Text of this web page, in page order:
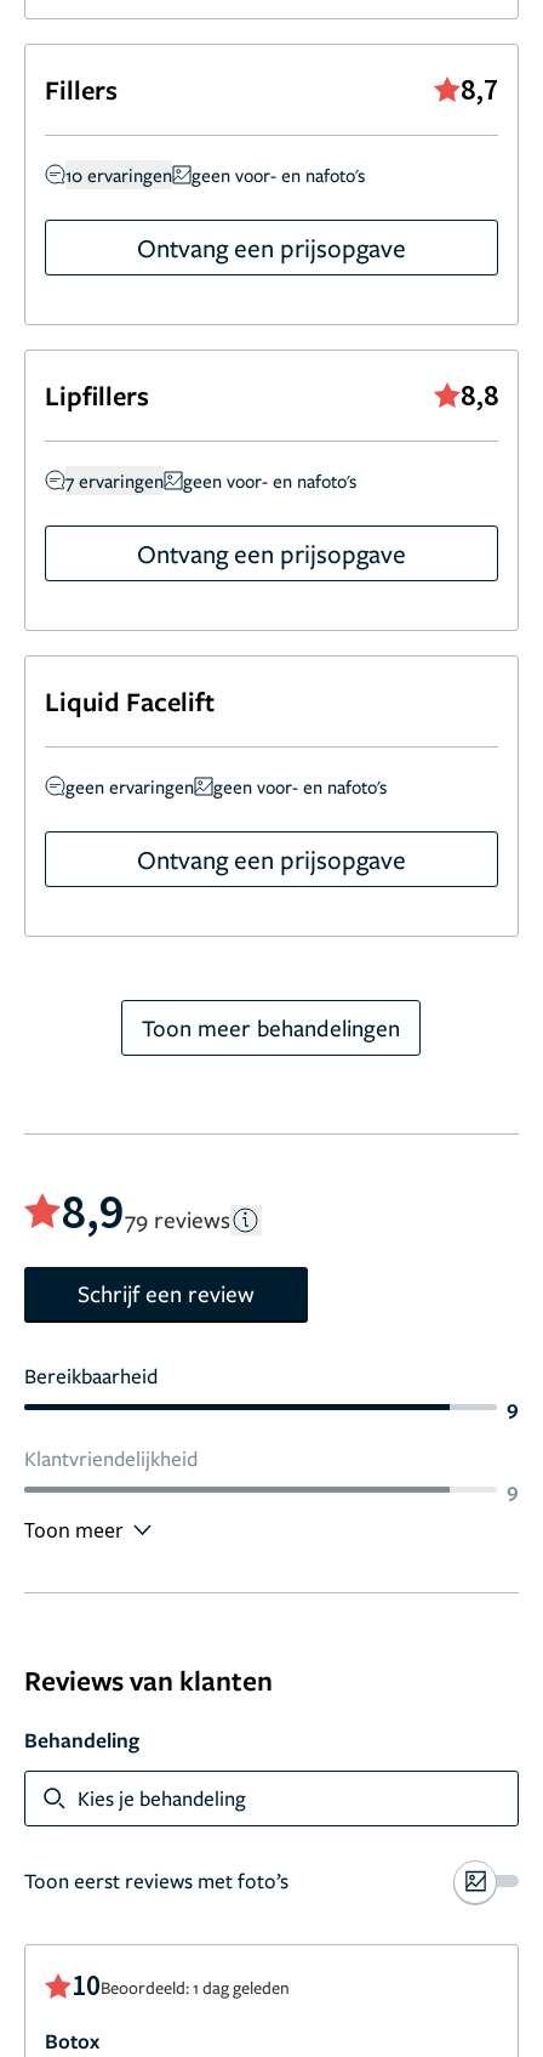
Fillers 8,7
10 ervaringen geen voor- en nafoto's
Ontvang een prijsopgave
Lipfillers 8,8
7 ervaringen geen voor- en nafoto's
Ontvang een prijsopgave
Liquid Facelift
geen ervaringen geen voor- en nafoto's
Ontvang een prijsopgave
Toon meer behandelingen
8,979 reviews
Schrijf een review
Bereikbaarheid
9
Klantvriendelijkheid
9
Toon meer
Reviews van klanten
Behandeling
Kies je behandeling
Toon eerst reviews met foto’s
10Beoordeeld: 1 dag geleden
Botox